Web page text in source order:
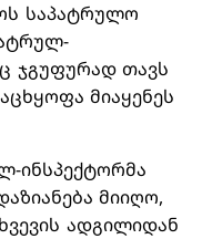
საპატრულო
ჯგუფურად თავს
მიაყენეს
ინსპექტორმა
მიიღო,
ადგილიდან